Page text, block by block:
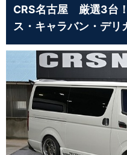
CRS名古屋 厳選3台
ス・キャラバン・デリ